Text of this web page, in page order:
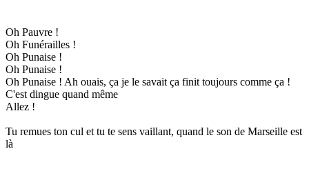
Oh Pauvre !
Oh Funérailles !
Oh Punaise !
Oh Punaise !
Oh Punaise ! Ah ouais, ça je le savait ça finit toujours comme ça !
C'est dingue quand même
Allez !
Tu remues ton cul et tu te sens vaillant, quand le son de Marseille est
là